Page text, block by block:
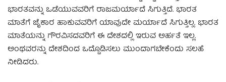
ಭಾರತವನ್ನು ಒಡೆಯುವವರಿಗೆ ರಾಜಮರ್ಯಾದೆ ಸಿಗುತ್ತಿದೆ. ಭಾರತ
ಮಾತೆಗೆ ಜೈಕಾರ ಹಾಕುವವರಿಗೆ ಯಾವುದೇ ಮರ್ಯಾದೆ ಸಿಗುತ್ತಿಲ್ಲ. ಭಾರತ
ಮಾತೆಯನ್ನು ಗೌರವಿಸದವರಿಗೆ ಈ ದೇಶದಲ್ಲಿ ಇರುವ ಅರ್ಹತೆ ಇಲ್ಲ.
ಅಂಥವರನ್ನು ದೇಶದಿಂದ ಒದ್ದೊಡಿಸಲು ಮುಂದಾಗಬೇಕೆಂದು ಸಲಹೆ
ನೀಡಿದರು.